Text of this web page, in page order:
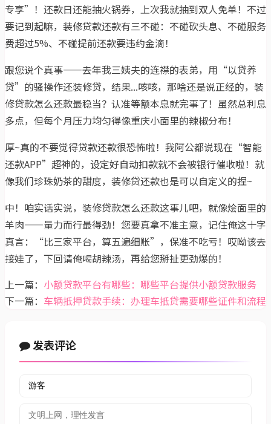
专享”！还款日还能抽火锅券，上次我就抽到双人免单！不过
要记到起嘛，装修贷款还款有三不碰：不碰砍头息、不碰服务
费超过5%、不碰提前还款要违约金滴！
跟您说个真事——去年我三姨夫的连襟的表弟，用“以贷养
贷”的骚操作还装修贷，结果...咳咳，那啥还是说正经的，装
修贷款怎么还款最稳当？认准等额本息就完事了！虽然总利息
多点，但每个月压力均匀得像重庆小面里的辣椒分布！
厚~真的不要觉得贷款还款很恐怖啦！我阿公都说现在“智能
还款APP”超神的，设定好自动扣款就不会被银行催收啦！就
像我们珍珠奶茶的甜度，装修贷还款也是可以自定义的捏~
中！咱实话实说，装修贷款怎么还款这事儿吧，就像烩面里的
羊肉——量力而行最得劲！您要真拿不准主意，记住俺这十字
真言：“比三家平台，算五遍细账”，保准不吃亏！哎呦该去
接娃了，下回请俺喝胡辣汤，再给您掰扯更劲爆的！
上一篇： 小额贷款平台有哪些：哪些平台提供小额贷款服务
下一篇： 车辆抵押贷款手续：办理车抵贷需要哪些证件和流程
发表评论